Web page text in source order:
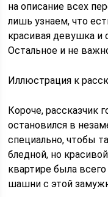
на описание всех
лишь узнаем, что
красивая девушка
Остальное и не
Иллюстрация к
Короче, рассказчик
остановился в
специально, чтобы
бледной, но
квартире была
шашни с этой